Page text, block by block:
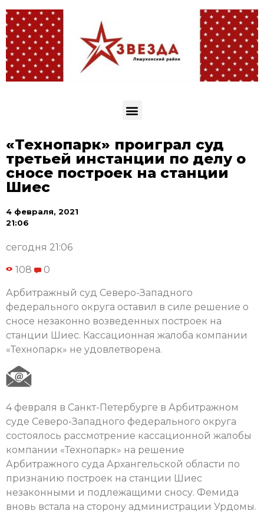
«Технопарк» проиграл суд
третьей инстанции по делу о
сносе построек на станции
Шиес
4 февраля, 2021
21:06
сегодня 21:06
108 0
Арбитражный суд Северо-Западного
федерального округа оставил в силе решение о
сносе незаконно возведенных построек на
станции Шиес. Кассационная жалоба компании
«Технопарк» не удовлетворена.
4 февраля в Санкт-Петербурге в Арбитражном
суде Северо-Западного федерального округа
состоялось рассмотрение кассационной жалобы
компании «Технопарк» на решение
Арбитражного суда Архангельской области по
признанию построек на станции Шиес
незаконными и подлежащими сносу. Фемида
вновь встала на сторону администрации Урдомы.